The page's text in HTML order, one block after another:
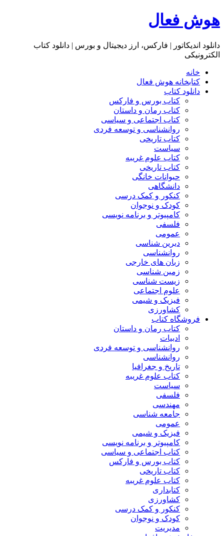
هوش فعال
دانلود اندیکاتور | فارکس، ارز دیجیتال و بورس | دانلود کتاب
الکترونیکی
خانه
کتابخانه هوش فعال
دانلود کتاب
کتاب بورس و فارکس
کتاب رمان و داستان
کتاب اجتماعی و سیاسی
روانشناسی و توسعه فردی
کتاب تاریخی
سیاست
کتاب علوم غریبه
کتاب تاریخی
حیوانات خانگی
دانشگاهی
کنکور و کمک‌ درسی
کودک و نوجوان
کامپیوتر و برنامه نویسی
فلسفی
عمومی
دیرین شناسی
روانشناسی
زبان های خارجی
زمین شناسی
زیست شناسی
علوم اجتماعی
فیزیک و شیمی
کشاورزی
فروشگاه کتاب
کتاب رمان و داستان
ادبیات
روانشناسی و توسعه فردی
روانشناسی
تاریخ و جغرافیا
کتاب علوم غریبه
سیاست
فلسفی
مهندسی
جامعه شناسی
عمومی
فیزیک و شیمی
کامپیوتر و برنامه نویسی
کتاب اجتماعی و سیاسی
کتاب بورس و فارکس
کتاب تاریخی
کتاب علوم غریبه
کتابداری
کشاورزی
کنکور و کمک‌ درسی
کودک و نوجوان
مدیریت